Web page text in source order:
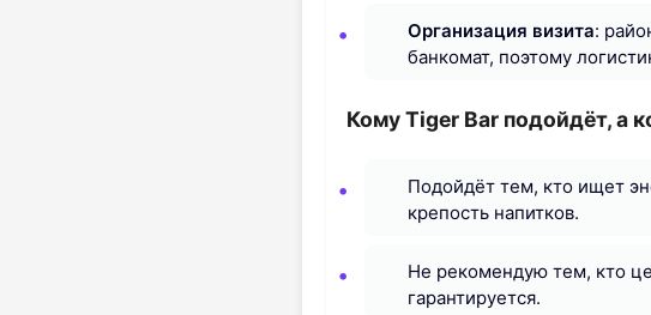
Организация визита:
банкомат, поэтому
Кому Tiger Bar подойдёт, а
Подойдёт тем, кто ищет
крепость напитков.
Не рекомендую тем, кто
гарантируется.